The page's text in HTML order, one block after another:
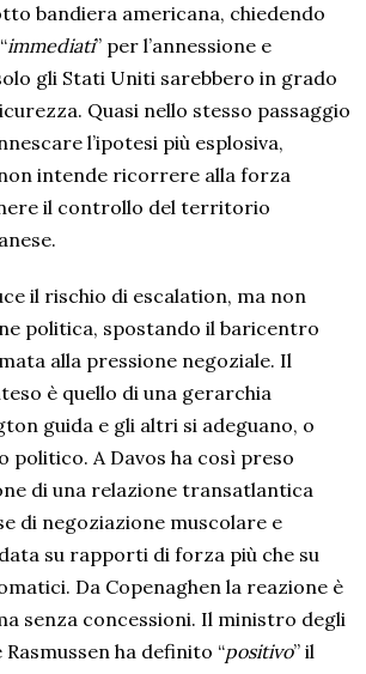
bandiera americana, chiedendo
immediati” per l’annessione e
gli Stati Uniti sarebbero in grado
Quasi nello stesso passaggio
l’ipotesi più esplosiva,
intende ricorrere alla forza
il controllo del territorio
il rischio di escalation, ma non
politica, spostando il baricentro
alla pressione negoziale. Il
è quello di una gerarchia
guida e gli altri si adeguano, o
politico. A Davos ha così preso
di una relazione transatlantica
di negoziazione muscolare e
su rapporti di forza più che su
Da Copenaghen la reazione è
senza concessioni. Il ministro degli
ha definito “positivo” il